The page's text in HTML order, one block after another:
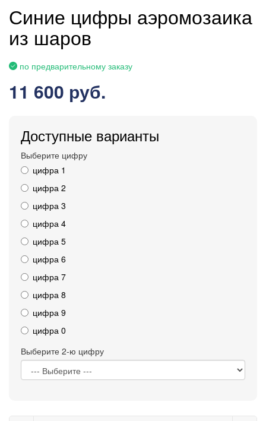
Синие цифры аэромозаика
из шаров
по предварительному заказу
11 600 руб.
Доступные варианты
Выберите цифру
цифра 1
цифра 2
цифра 3
цифра 4
цифра 5
цифра 6
цифра 7
цифра 8
цифра 9
цифра 0
Выберите 2-ю цифру